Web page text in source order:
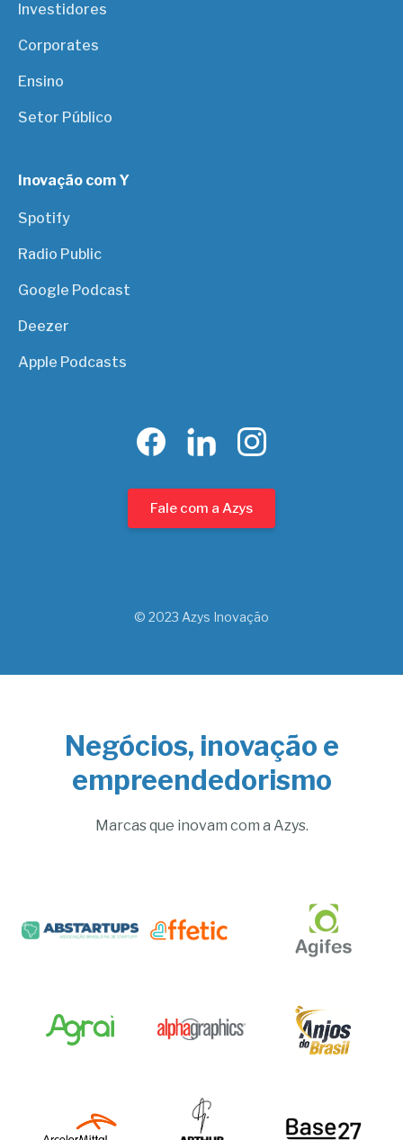
Investidores
Corporates
Ensino
Setor Público
Inovação com Y
Spotify
Radio Public
Google Podcast
Deezer
Apple Podcasts
Fale com a Azys
© 2023 Azys Inovação
Negócios, inovação e
empreendedorismo
Marcas que inovam com a Azys.